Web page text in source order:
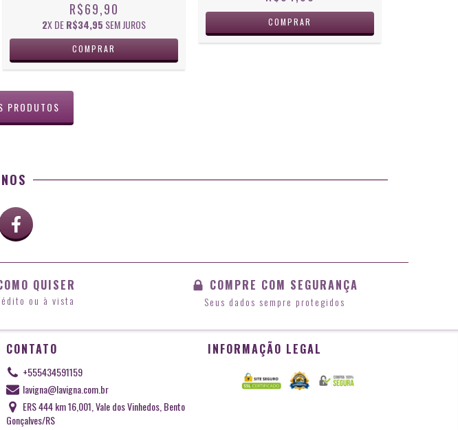
R$69,90
2X DER$34,95 SEM JUROS
PRODUTOS
QUISER
ou à vista
COMPRE COM SEGURANÇA
Seus dados sempre protegidos
CONTATO
+555434591159
lavigna@lavigna.com.br
ERS 444 km 16,001, Vale dos Vinhedos, Bento
Gonçalves/RS
INFORMAÇÃO LEGAL